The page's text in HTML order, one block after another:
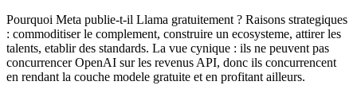
Pourquoi Meta publie-t-il Llama gratuitement ? Raisons strategiques
: commoditiser le complement, construire un ecosysteme, attirer les
talents, etablir des standards. La vue cynique : ils ne peuvent pas
concurrencer OpenAI sur les revenus API, donc ils concurrencent
en rendant la couche modele gratuite et en profitant ailleurs.